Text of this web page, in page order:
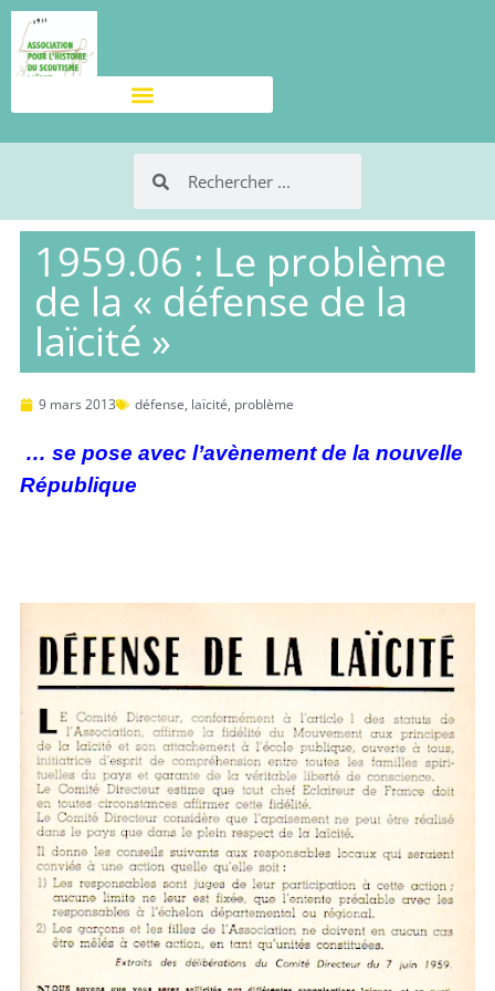
1959.06 : Le problème
de la « défense de la
laïcité »
9 mars 2013 défense, laïcité, problème
… se pose avec l’avènement de la nouvelle
République